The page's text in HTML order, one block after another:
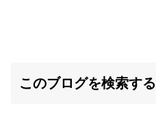
このブログを検索する